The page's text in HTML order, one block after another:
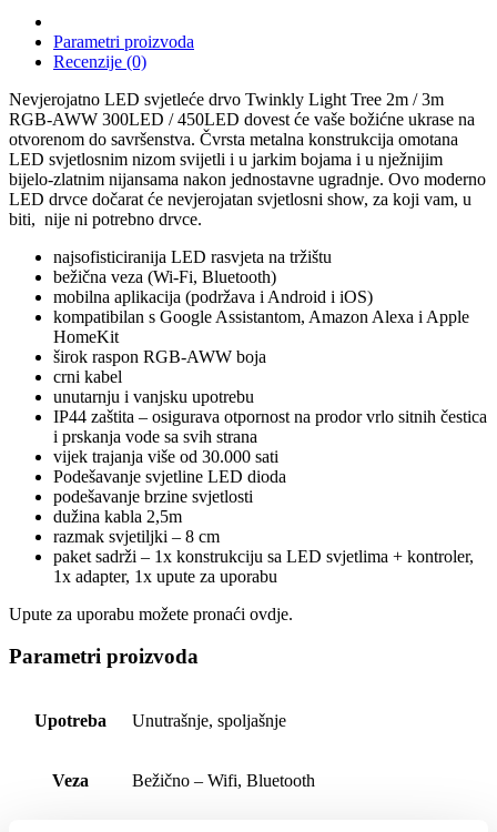
Parametri proizvoda
Recenzije (0)
Nevjerojatno LED svjetleće drvo Twinkly Light Tree 2m / 3m
RGB-AWW 300LED / 450LED dovest će vaše božićne ukrase na
otvorenom do savršenstva. Čvrsta metalna konstrukcija omotana
LED svjetlosnim nizom svijetli i u jarkim bojama i u nježnijim
bijelo-zlatnim nijansama nakon jednostavne ugradnje. Ovo moderno
LED drvce dočarat će nevjerojatan svjetlosni show, za koji vam, u
biti, nije ni potrebno drvce.
najsofisticiranija LED rasvjeta na tržištu
bežična veza (Wi-Fi, Bluetooth)
mobilna aplikacija (podržava i Android i iOS)
kompatibilan s Google Assistantom, Amazon Alexa i Apple
HomeKit
širok raspon RGB-AWW boja
crni kabel
unutarnju i vanjsku upotrebu
IP44 zaštita – osigurava otpornost na prodor vrlo sitnih čestica
i prskanja vode sa svih strana
vijek trajanja više od 30.000 sati
Podešavanje svjetline LED dioda
podešavanje brzine svjetlosti
dužina kabla 2,5m
razmak svjetiljki – 8 cm
paket sadrži – 1x konstrukciju sa LED svjetlima + kontroler,
1x adapter, 1x upute za uporabu
Upute za uporabu možete pronaći ovdje.
Parametri proizvoda
Upotreba Unutrašnje, spoljašnje
Veza Bežično – Wifi, Bluetooth